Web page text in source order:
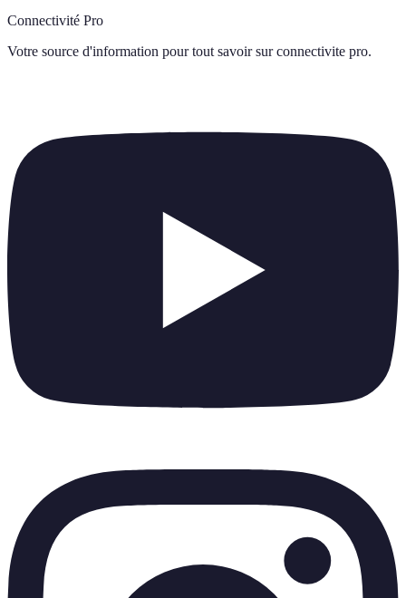
Connectivité Pro
Votre source d'information pour tout savoir sur connectivite pro.